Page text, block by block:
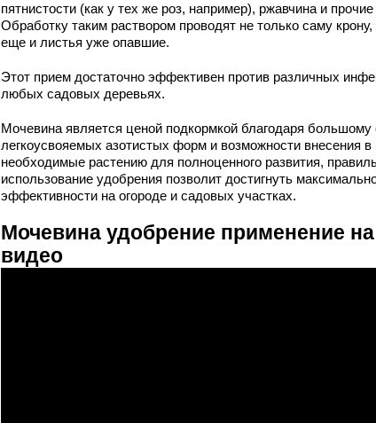
пятнистости (как у тех же роз, например), ржавчина и
Обработку таким раствором проводят не только саму крону,
еще и листья уже опавшие.
Этот прием достаточно эффективен против различных
любых садовых деревьях.
Мочевина является ценой подкормкой благодаря
легкоусвояемых азотистых форм и возможности внесения
необходимые растению для полноценного развития,
использование удобрения позволит достигнуть
эффективности на огороде и садовых участках.
Мочевина удобрение применение
видео